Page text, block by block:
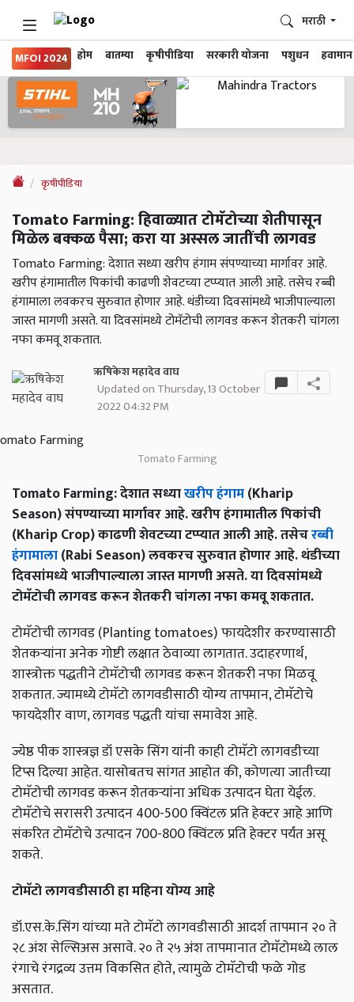
MFOI 2024 होम बातम्या कृषीपीडिया सरकारी योजना पशुधन हवामान
मराठी
कृषीपीडिया
Tomato Farming: हिवाळ्यात टोमॅटोच्या शेतीपासून
मिळेल बक्कळ पैसा; करा या अस्सल जातींची लागवड
Tomato Farming: देशात सध्या खरीप हंगाम संपण्याच्या मार्गावर आहे.
खरीप हंगामातील पिकांची काढणी शेवटच्या टप्प्यात आली आहे. तसेच रब्बी
हंगामाला लवकरच सुरुवात होणार आहे. थंडीच्या दिवसांमध्ये भाजीपाल्याला
जास्त मागणी असते. या दिवसांमध्ये टोमॅटोची लागवड करून शेतकरी चांगला
नफा कमवू शकतात.
ऋषिकेश महादेव वाघ
Updated on Thursday, 13 October
2022 04:32 PM
Tomato Farming
Tomato Farming: देशात सध्याखरीप हंगाम(Kharip
Season) संपण्याच्या मार्गावर आहे. खरीप हंगामातील पिकांची
(Kharip Crop) काढणी शेवटच्या टप्प्यात आली आहे. तसेचरब्बी
हंगामाला(Rabi Season) लवकरच सुरुवात होणार आहे. थंडीच्या
दिवसांमध्ये भाजीपाल्याला जास्त मागणी असते. या दिवसांमध्ये
टोमॅटोची लागवड करून शेतकरी चांगला नफा कमवू शकतात.
टोमॅटोची लागवड (Planting tomatoes) फायदेशीर करण्यासाठी
शेतकऱ्यांना अनेक गोष्टी लक्षात ठेवाव्या लागतात. उदाहरणार्थ,
शास्त्रोक्त पद्धतीने टोमॅटोची लागवड करून शेतकरी नफा मिळवू
शकतात. ज्यामध्ये टोमॅटो लागवडीसाठी योग्य तापमान, टोमॅटोचे
फायदेशीर वाण, लागवड पद्धती यांचा समावेश आहे.
ज्येष्ठ पीक शास्त्रज्ञ डॉ एसके सिंग यांनी काही टोमॅटो लागवडीच्या
टिप्स दिल्या आहेत. यासोबतच सांगत आहोत की, कोणत्या जातीच्या
टोमॅटोची लागवड करून शेतकऱ्यांना अधिक उत्पादन घेता येईल.
टोमॅटोचे सरासरी उत्पादन 400-500 क्विंटल प्रति हेक्टर आहे आणि
संकरित टोमॅटोचे उत्पादन 700-800 क्विंटल प्रति हेक्टर पर्यंत असू
शकते.
टोमॅटो लागवडीसाठी हा महिना योग्य आहे
डॉ.एस.के.सिंग यांच्या मते टोमॅटो लागवडीसाठी आदर्श तापमान २० ते
२८ अंश सेल्सिअस असावे. २० ते २५ अंश तापमानात टोमॅटोमध्ये लाल
रंगाचे रंगद्रव्य उत्तम विकसित होते, त्यामुळे टोमॅटोची फळे गोड
असतात.